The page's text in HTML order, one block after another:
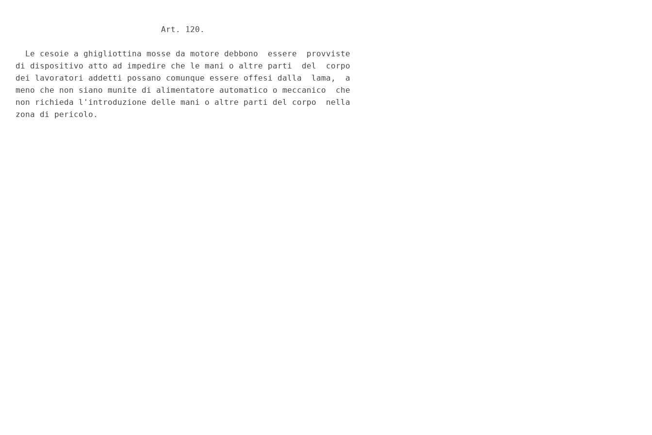
                              Art. 120.
  Le cesoie a ghigliottina mosse da motore debbono  essere  provviste
di dispositivo atto ad impedire che le mani o altre parti  del  corpo
dei lavoratori addetti possano comunque essere offesi dalla  lama,  a
meno che non siano munite di alimentatore automatico o meccanico  che
non richieda l'introduzione delle mani o altre parti del corpo  nella